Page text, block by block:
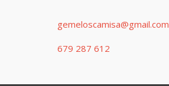
gemeloscamisa@gmail.com
679 287 612